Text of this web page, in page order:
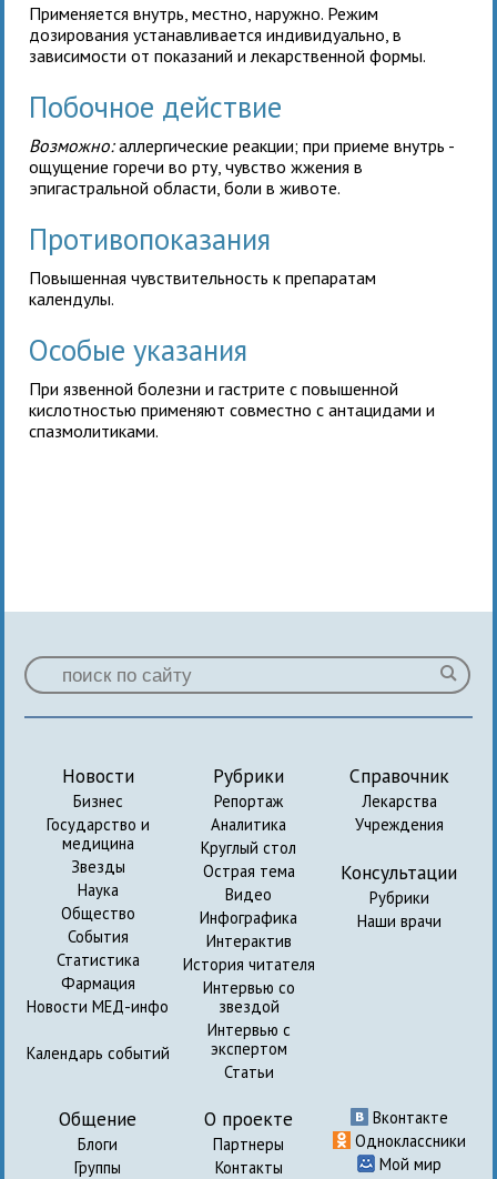
Применяется внутрь, местно, наружно. Режим
дозирования устанавливается индивидуально, в
зависимости от показаний и лекарственной формы.
Побочное действие
Возможно:аллергические реакции; при приеме внутрь -
ощущение горечи во рту, чувство жжения в
эпигастральной области, боли в животе.
Противопоказания
Повышенная чувствительность к препаратам
календулы.
Особые указания
При язвенной болезни и гастрите с повышенной
кислотностью применяют совместно с антацидами и
спазмолитиками.
Новости
Бизнес
Государство и
медицина
Звезды
Наука
Общество
События
Статистика
Фармация
Новости МЕД-инфо
Календарь событий
Рубрики
Репортаж
Аналитика
Круглый стол
Острая тема
Видео
Инфографика
Интерактив
История читателя
Интервью со
звездой
Интервью с
экспертом
Статьи
Справочник
Лекарства
Учреждения
Консультации
Рубрики
Наши врачи
Общение
Блоги
Группы
О проекте
Партнеры
Контакты
Вконтакте
Одноклассники
Мой мир